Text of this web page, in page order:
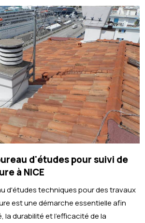
d'études pour suivi de
à NICE
d'études techniques pour des travaux
est une démarche essentielle afin
la durabilité et l'efficacité de la